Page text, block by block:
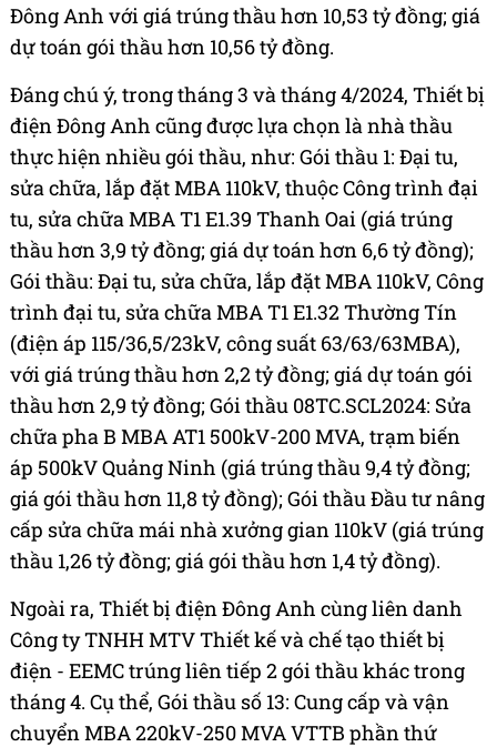
Đông Anh với giá trúng thầu hơn 10,53 tỷ đồng; giá
dự toán gói thầu hơn 10,56 tỷ đồng.
Đáng chú ý, trong tháng 3 và tháng 4/2024, Thiết bị
điện Đông Anh cũng được lựa chọn là nhà thầu
thực hiện nhiều gói thầu, như: Gói thầu 1: Đại tu,
sửa chữa, lắp đặt MBA 110kV, thuộc Công trình đại
tu, sửa chữa MBA T1 E1.39 Thanh Oai (giá trúng
thầu hơn 3,9 tỷ đồng; giá dự toán hơn 6,6 tỷ đồng);
Gói thầu: Đại tu, sửa chữa, lắp đặt MBA 110kV, Công
trình đại tu, sửa chữa MBA T1 E1.32 Thường Tín
(điện áp 115/36,5/23kV, công suất 63/63/63MBA),
với giá trúng thầu hơn 2,2 tỷ đồng; giá dự toán gói
thầu hơn 2,9 tỷ đồng; Gói thầu 08TC.SCL2024: Sửa
chữa pha B MBA AT1 500kV-200 MVA, trạm biến
áp 500kV Quảng Ninh (giá trúng thầu 9,4 tỷ đồng;
giá gói thầu hơn 11,8 tỷ đồng); Gói thầu Đầu tư nâng
cấp sửa chữa mái nhà xưởng gian 110kV (giá trúng
thầu 1,26 tỷ đồng; giá gói thầu hơn 1,4 tỷ đồng).
Ngoài ra, Thiết bị điện Đông Anh cùng liên danh
Công ty TNHH MTV Thiết kế và chế tạo thiết bị
điện - EEMC trúng liên tiếp 2 gói thầu khác trong
tháng 4. Cụ thể, Gói thầu số 13: Cung cấp và vận
chuyển MBA 220kV-250 MVA VTTB phần thứ